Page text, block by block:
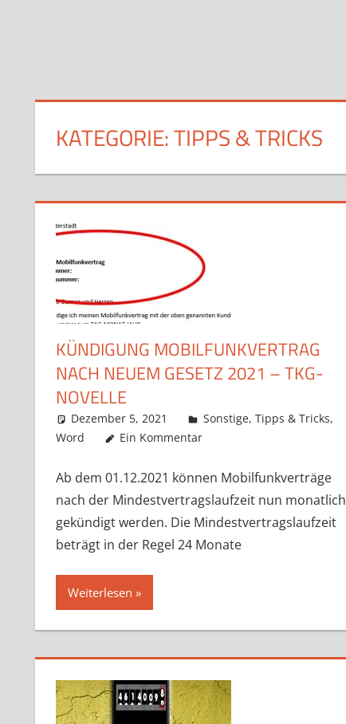
KATEGORIE:TIPPS & TRICKS
KÜNDIGUNG MOBILFUNKVERTRAG
NACH NEUEM GESETZ 2021 – TKG-
NOVELLE
Dezember 5, 2021 k-o-v
Sonstige, Tipps & Tricks,
Word
Ein Kommentar
Ab dem 01.12.2021 können Mobilfunkverträge
nach der Mindestvertragslaufzeit nun monatlich
gekündigt werden. Die Mindestvertragslaufzeit
beträgt in der Regel 24 Monate
Weiterlesen